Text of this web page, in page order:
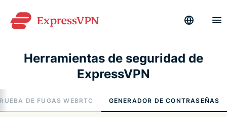
Herramientas de seguridad de
ExpressVPN
DE FUGAS WEBRTC GENERADOR DE CONTRASEÑAS